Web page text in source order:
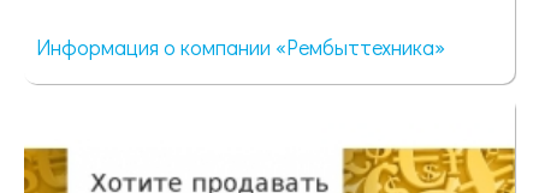
Информация о компании «Рембыттехника»